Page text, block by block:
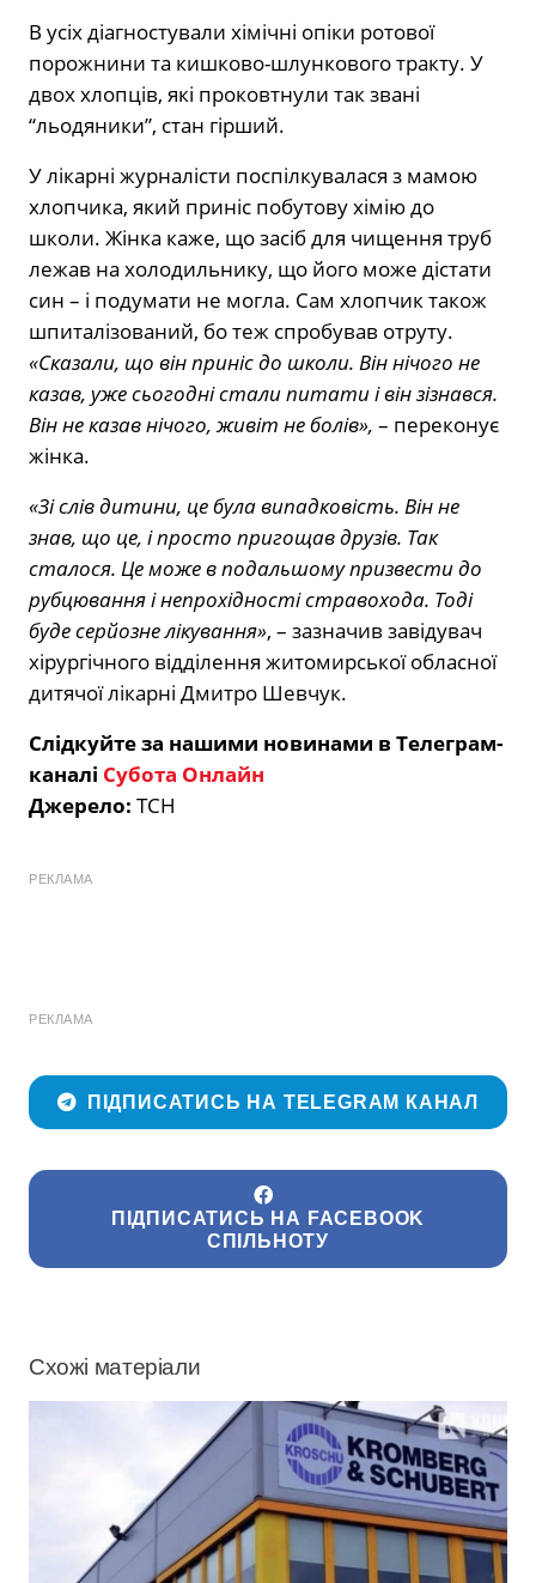
В усіх діагностували хімічні опіки ротової
порожнини та кишково-шлункового тракту. У
двох хлопців, які проковтнули так звані
“льодяники”, стан гірший.
У лікарні журналісти поспілкувалася з мамою
хлопчика, який приніс побутову хімію до
школи. Жінка каже, що засіб для чищення труб
лежав на холодильнику, що його може дістати
син – і подумати не могла. Сам хлопчик також
шпиталізований, бо теж спробував отруту.
«Сказали, що він приніс до школи. Він нічого не
казав, уже сьогодні стали питати і він зізнався.
Він не казав нічого, живіт не болів», – переконує
жінка.
«Зі слів дитини, це була випадковість. Він не
знав, що це, і просто пригощав друзів. Так
сталося. Це може в подальшому призвести до
рубцювання і непрохідності стравохода. Тоді
буде серйозне лікування», – зазначив завідувач
хірургічного відділення житомирської обласної
дитячої лікарні Дмитро Шевчук.
Слідкуйте за нашими новинами в Телеграм-
каналі Субота Онлайн
Джерело: ТСН
РЕКЛАМА
РЕКЛАМА
ПІДПИСАТИСЬ НА TELEGRAM КАНАЛ
ПІДПИСАТИСЬ НА FACEBOOK
СПІЛЬНОТУ
Схожі матеріали